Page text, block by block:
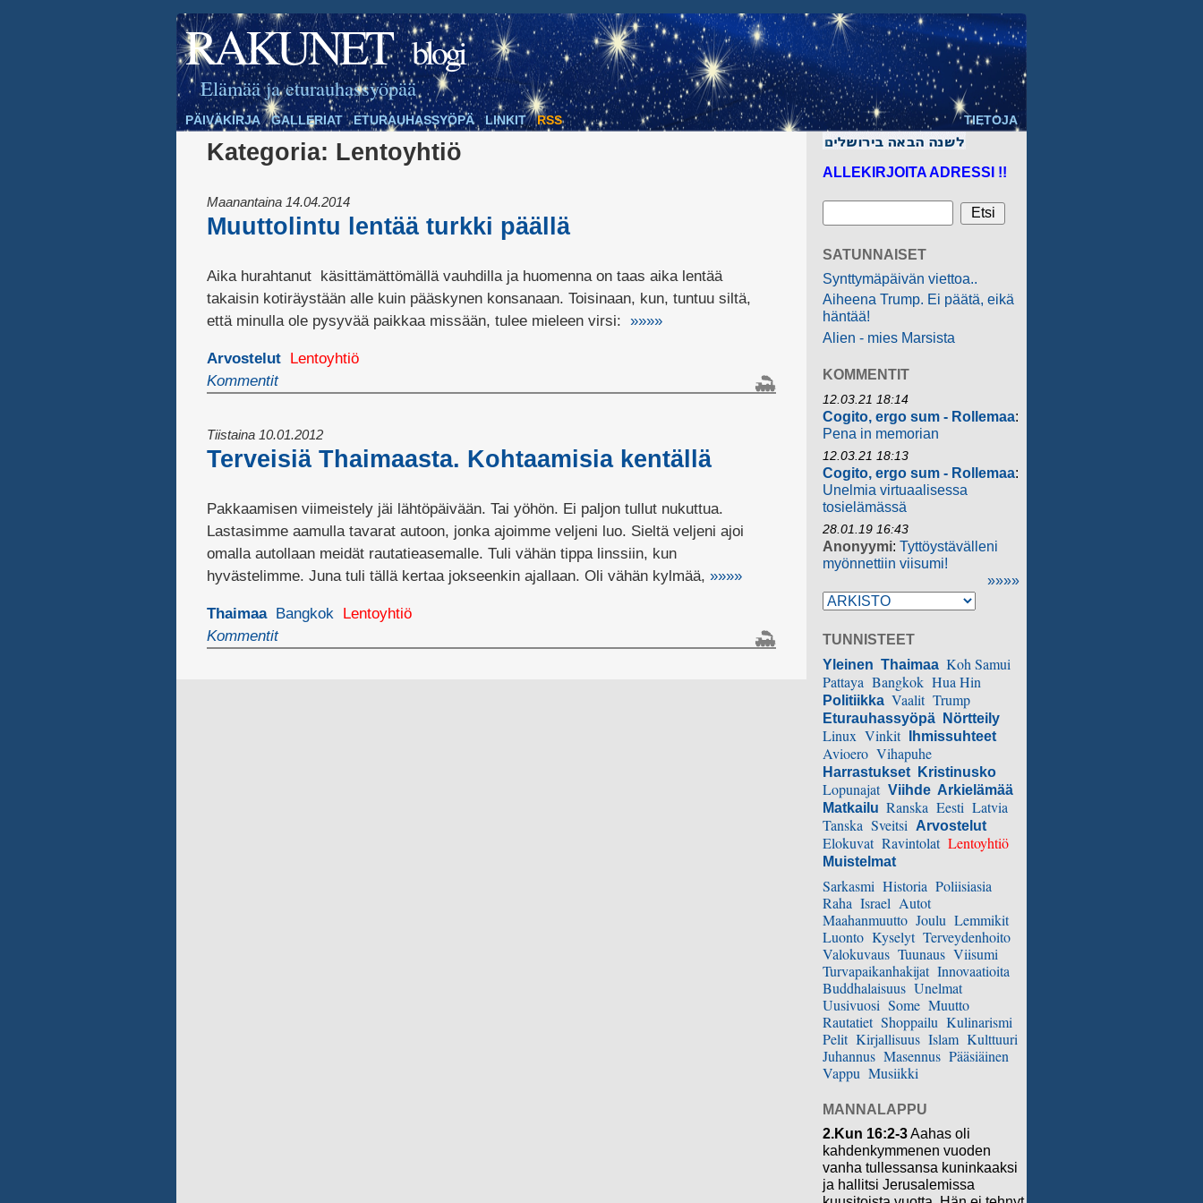
RAKUNET blogi
Elämää ja eturauhassyöpää
PÄIVÄKIRJA GALLERIAT ETURAUHASSYÖPÄ LINKIT RSS TIETOJA
Kategoria: Lentoyhtiö
Maanantaina 14.04.2014
Muuttolintu lentää turkki päällä
Aika hurahtanut käsittämättömällä vauhdilla ja huomenna on taas aika lentää
takaisin kotiräystään alle kuin pääskynen konsanaan. Toisinaan, kun, tuntuu siltä,
että minulla ole pysyvää paikkaa missään, tulee mieleen virsi: »»»»
Arvostelut
Lentoyhtiö
Kommentit
Tiistaina 10.01.2012
Terveisiä Thaimaasta. Kohtaamisia kentällä
Pakkaamisen viimeistely jäi lähtöpäivään. Tai yöhön. Ei paljon tullut nukuttua.
Lastasimme aamulla tavarat autoon, jonka ajoimme veljeni luo. Sieltä veljeni ajoi
omalla autollaan meidät rautatieasemalle. Tuli vähän tippa linssiin, kun
hyvästelimme. Juna tuli tällä kertaa jokseenkin ajallaan. Oli vähän kylmää, »»»»
Thaimaa Bangkok
Lentoyhtiö
Kommentit
ALLEKIRJOITA ADRESSI !!
SATUNNAISET
Synttymäpäivän viettoa..
Aiheena Trump. Ei päätä, eikä
häntää!
Alien - mies Marsista
KOMMENTIT
12.03.21 18:14
Cogito, ergo sum - Rollemaa:
Pena in memorian
12.03.21 18:13
Cogito, ergo sum - Rollemaa:
Unelmia virtuaalisessa
tosielämässä
28.01.19 16:43
Anonyymi: Tyttöystävälleni
myönnettiin viisumi!
»»»»
TUNNISTEET
Yleinen Thaimaa Koh Samui
Pattaya Bangkok Hua Hin
Politiikka Vaalit Trump
Eturauhassyöpä Nörtteily
Linux Vinkit Ihmissuhteet
Avioero Vihapuhe
Harrastukset Kristinusko
Lopunajat Viihde Arkielämää
Matkailu Ranska Eesti Latvia
Tanska Sveitsi Arvostelut
Elokuvat Ravintolat Lentoyhtiö
Muistelmat
Sarkasmi Historia Poliisiasia
Raha Israel Autot
Maahanmuutto Joulu Lemmikit
Luonto Kyselyt Terveydenhoito
Valokuvaus Tuunaus Viisumi
Turvapaikanhakijat Innovaatioita
Buddhalaisuus Unelmat
Uusivuosi Some Muutto
Rautatiet Shoppailu Kulinarismi
Pelit Kirjallisuus Islam Kulttuuri
Juhannus Masennus Pääsiäinen
Vappu Musiikki
MANNALAPPU
2.Kun 16:2-3Aahas oli
kahdenkymmenen vuoden
vanha tullessansa kuninkaaksi
ja hallitsi Jerusalemissa